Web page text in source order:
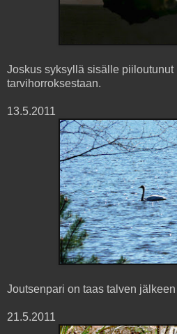
Joskus syksyllä sisälle piiloutunut
tarvihorroksestaan.
13.5.2011
Joutsenpari on taas talven
21.5.2011